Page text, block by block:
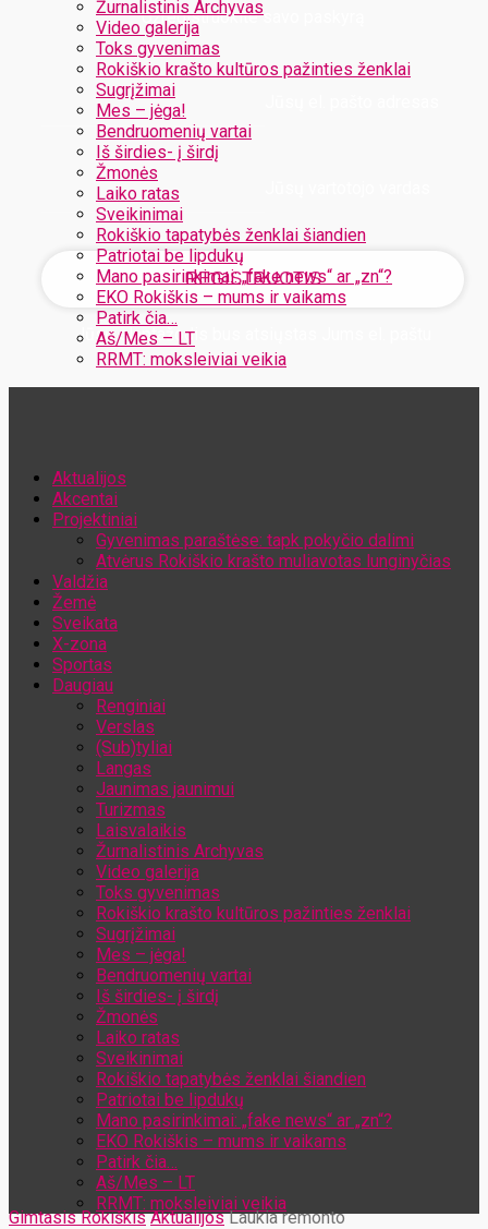
Žurnalistinis Archyvas
Video galerija
Toks gyvenimas
Rokiškio krašto kultūros pažinties ženklai
Sugrįžimai
Mes – jėga!
Bendruomenių vartai
Iš širdies- į širdį
Žmonės
Laiko ratas
Sveikinimai
Rokiškio tapatybės ženklai šiandien
Patriotai be lipdukų
Mano pasirinkimai: „fake news“ ar „zn“?
EKO Rokiškis – mums ir vaikams
Patirk čia…
Aš/Mes – LT
RRMT: moksleiviai veikia
Užregistruokite savo paskyrą
Jūsų slaptažodis bus atsiųstas Jums el. paštu
Aktualijos
Akcentai
Projektiniai
Gyvenimas paraštėse: tapk pokyčio dalimi
Atvėrus Rokiškio krašto muliavotas lunginyčias
Valdžia
Žemė
Sveikata
X-zona
Sportas
Daugiau
Renginiai
Verslas
(Sub)tyliai
Langas
Jaunimas jaunimui
Turizmas
Laisvalaikis
Žurnalistinis Archyvas
Video galerija
Toks gyvenimas
Rokiškio krašto kultūros pažinties ženklai
Sugrįžimai
Mes – jėga!
Bendruomenių vartai
Iš širdies- į širdį
Žmonės
Laiko ratas
Sveikinimai
Rokiškio tapatybės ženklai šiandien
Patriotai be lipdukų
Mano pasirinkimai: „fake news“ ar „zn“?
EKO Rokiškis – mums ir vaikams
Patirk čia…
Aš/Mes – LT
RRMT: moksleiviai veikia
Gimtasis Rokiškis Aktualijos Laukia remonto